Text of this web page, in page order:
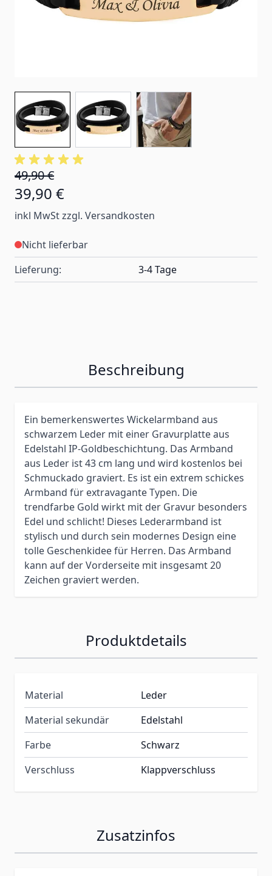
49,90 €
39,90 €
inkl MwSt zzgl. Versandkosten
Nicht lieferbar
Lieferung:
3-4 Tage
Beschreibung
Ein bemerkenswertes Wickelarmband aus
schwarzem Leder mit einer Gravurplatte aus
Edelstahl IP-Goldbeschichtung. Das Armband
aus Leder ist 43 cm lang und wird kostenlos bei
Schmuckado graviert. Es ist ein extrem schickes
Armband für extravagante Typen. Die
trendfarbe Gold wirkt mit der Gravur besonders
Edel und schlicht! Dieses Lederarmband ist
stylisch und durch sein modernes Design eine
tolle Geschenkidee für Herren. Das Armband
kann auf der Vorderseite mit insgesamt 20
Zeichen graviert werden.
Produktdetails
Material
Leder
Material sekundär
Edelstahl
Farbe
Schwarz
Verschluss
Klappverschluss
Zusatzinfos